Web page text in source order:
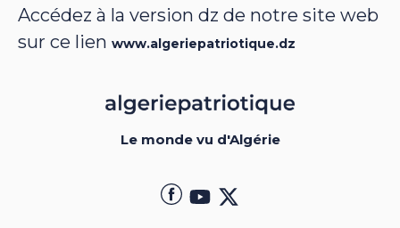
Accédez à la version dz de notre site web
sur ce lien www.algeriepatriotique.dz
Le monde vu d'Algérie